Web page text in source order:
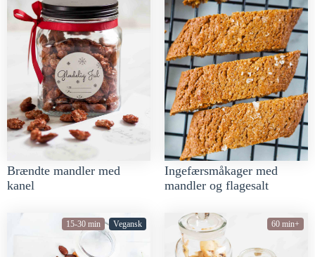
Brændte mandler med
kanel
Ingefærsmåkager med
mandler og flagesalt
15-30 min Vegansk 60 min+